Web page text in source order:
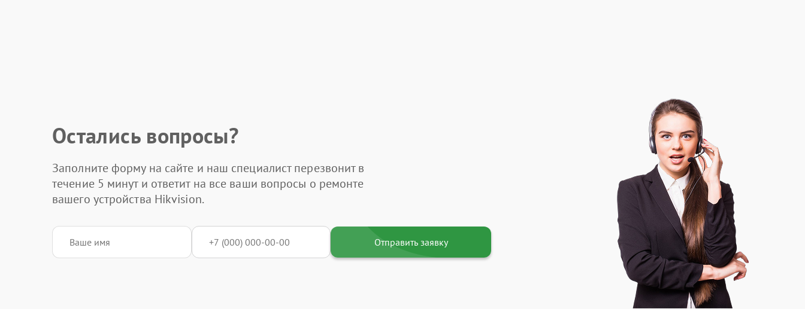
Остались вопросы?
Заполните форму на сайте и наш специалист перезвонит в
течение 5 минут и ответит на все ваши вопросы о ремонте
вашего устройства Hikvision.
Отправить заявку